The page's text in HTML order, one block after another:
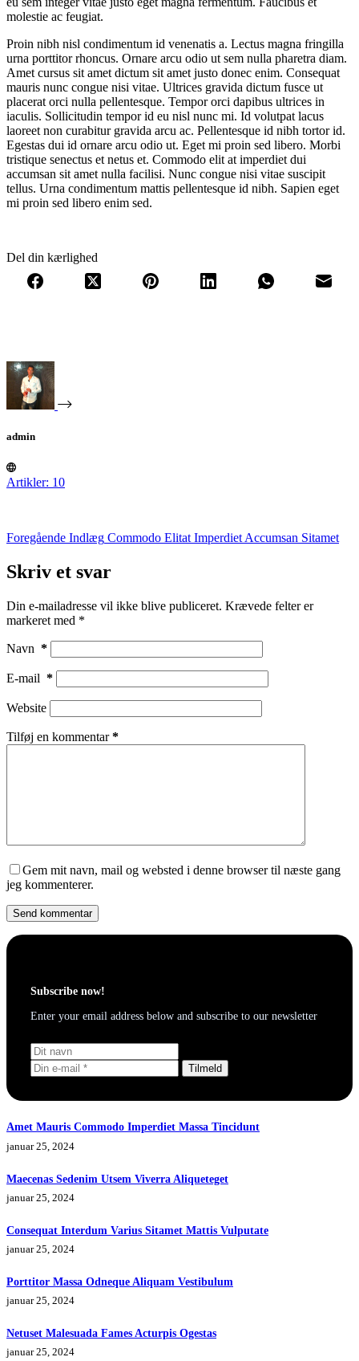
molestie ac feugiat.
Proin nibh nisl condimentum id venenatis a. Lectus magna fringilla
urna porttitor rhoncus. Ornare arcu odio ut sem nulla pharetra diam.
Amet cursus sit amet dictum sit amet justo donec enim. Consequat
mauris nunc congue nisi vitae. Ultrices gravida dictum fusce ut
placerat orci nulla pellentesque. Tempor orci dapibus ultrices in
iaculis. Sollicitudin tempor id eu nisl nunc mi. Id volutpat lacus
laoreet non curabitur gravida arcu ac. Pellentesque id nibh tortor id.
Egestas dui id ornare arcu odio ut. Eget mi proin sed libero. Morbi
tristique senectus et netus et. Commodo elit at imperdiet dui
accumsan sit amet nulla facilisi. Nunc congue nisi vitae suscipit
tellus. Urna condimentum mattis pellentesque id nibh. Sapien eget
mi proin sed libero enim sed.
Del din kærlighed
admin
Artikler: 10
Foregående Indlæg Commodo Elitat Imperdiet Accumsan Sitamet
Skriv et svar
Din e-mailadresse vil ikke blive publiceret. Krævede felter er
markeret med *
Navn *
E-mail *
Website
Tilføj en kommentar*
Gem mit navn, mail og websted i denne browser til næste gang
jeg kommenterer.
Send kommentar
Subscribe now!
Enter your email address below and subscribe to our newsletter
Tilmeld
Amet Mauris Commodo Imperdiet Massa Tincidunt
januar 25, 2024
Maecenas Sedenim Utsem Viverra Aliqueteget
januar 25, 2024
Consequat Interdum Varius Sitamet Mattis Vulputate
januar 25, 2024
Porttitor Massa Odneque Aliquam Vestibulum
januar 25, 2024
Netuset Malesuada Fames Acturpis Ogestas
januar 25, 2024